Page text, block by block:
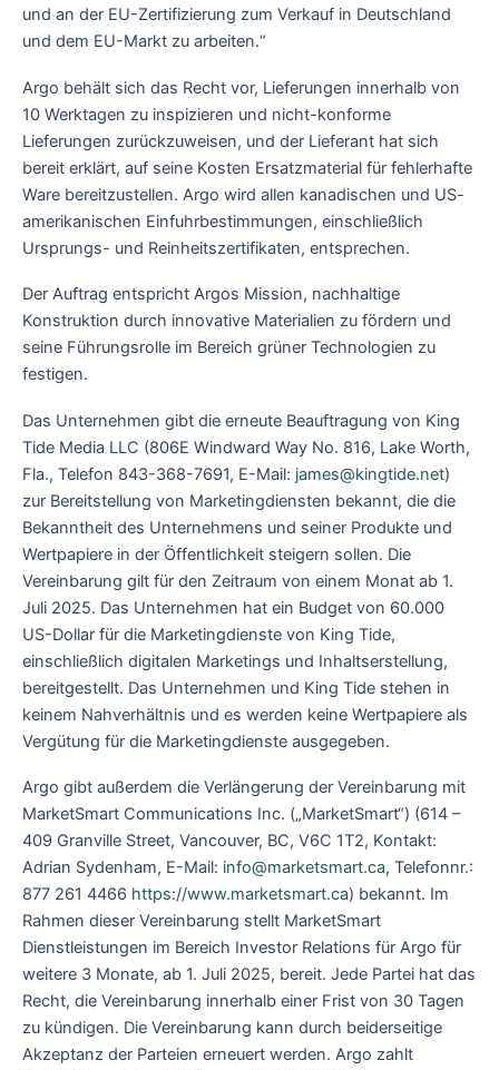
und an der EU-Zertifizierung zum Verkauf in Deutschland
und dem EU-Markt zu arbeiten.“
Argo behält sich das Recht vor, Lieferungen innerhalb von
10 Werktagen zu inspizieren und nicht-konforme
Lieferungen zurückzuweisen, und der Lieferant hat sich
bereit erklärt, auf seine Kosten Ersatzmaterial für fehlerhafte
Ware bereitzustellen. Argo wird allen kanadischen und US-
amerikanischen Einfuhrbestimmungen, einschließlich
Ursprungs- und Reinheitszertifikaten, entsprechen.
Der Auftrag entspricht Argos Mission, nachhaltige
Konstruktion durch innovative Materialien zu fördern und
seine Führungsrolle im Bereich grüner Technologien zu
festigen.
Das Unternehmen gibt die erneute Beauftragung von King
Tide Media LLC (806E Windward Way No. 816, Lake Worth,
Fla., Telefon 843-368-7691, E-Mail: james@kingtide.net)
zur Bereitstellung von Marketingdiensten bekannt, die die
Bekanntheit des Unternehmens und seiner Produkte und
Wertpapiere in der Öffentlichkeit steigern sollen. Die
Vereinbarung gilt für den Zeitraum von einem Monat ab 1.
Juli 2025. Das Unternehmen hat ein Budget von 60.000
US-Dollar für die Marketingdienste von King Tide,
einschließlich digitalen Marketings und Inhaltserstellung,
bereitgestellt. Das Unternehmen und King Tide stehen in
keinem Nahverhältnis und es werden keine Wertpapiere als
Vergütung für die Marketingdienste ausgegeben.
Argo gibt außerdem die Verlängerung der Vereinbarung mit
MarketSmart Communications Inc. („MarketSmart“) (614 –
409 Granville Street, Vancouver, BC, V6C 1T2, Kontakt:
Adrian Sydenham, E-Mail: info@marketsmart.ca, Telefonnr.:
877 261 4466 https://www.marketsmart.ca) bekannt. Im
Rahmen dieser Vereinbarung stellt MarketSmart
Dienstleistungen im Bereich Investor Relations für Argo für
weitere 3 Monate, ab 1. Juli 2025, bereit. Jede Partei hat das
Recht, die Vereinbarung innerhalb einer Frist von 30 Tagen
zu kündigen. Die Vereinbarung kann durch beiderseitige
Akzeptanz der Parteien erneuert werden. Argo zahlt